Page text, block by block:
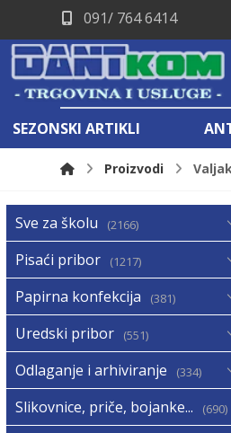
091/ 764 6414
SEZONSKI ARTIKLI
Proizvodi
Sve za školu 2166
Pisaći pribor 1217
Papirna konfekcija 381
Uredski pribor 551
Odlaganje i arhiviranje 334
Slikovnice, priče, bojanke... 690